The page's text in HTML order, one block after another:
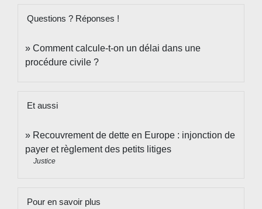
Questions ? Réponses !
Comment calcule-t-on un délai dans une
procédure civile ?
Et aussi
Recouvrement de dette en Europe : injonction de
payer et règlement des petits litiges
Justice
Pour en savoir plus